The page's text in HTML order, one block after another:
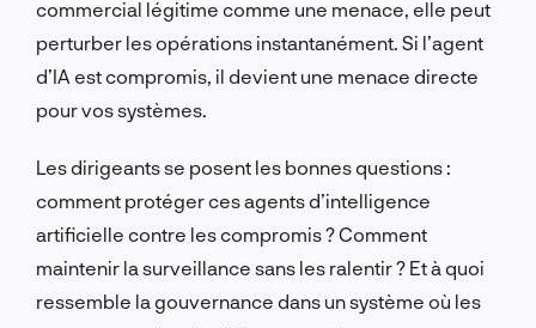
commercial légitime comme une menace, elle peut
perturber les opérations instantanément. Si l’agent
d’IA est compromis, il devient une menace directe
pour vos systèmes.
Les dirigeants se posent les bonnes questions :
comment protéger ces agents d’intelligence
artificielle contre les compromis ? Comment
maintenir la surveillance sans les ralentir ? Et à quoi
ressemble la gouvernance dans un système où les